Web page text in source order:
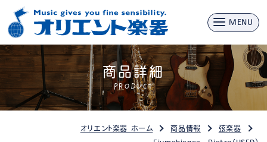
MENU
商品詳細
PRODUCT
オリエント楽器 ホーム 商品情報
弦楽器